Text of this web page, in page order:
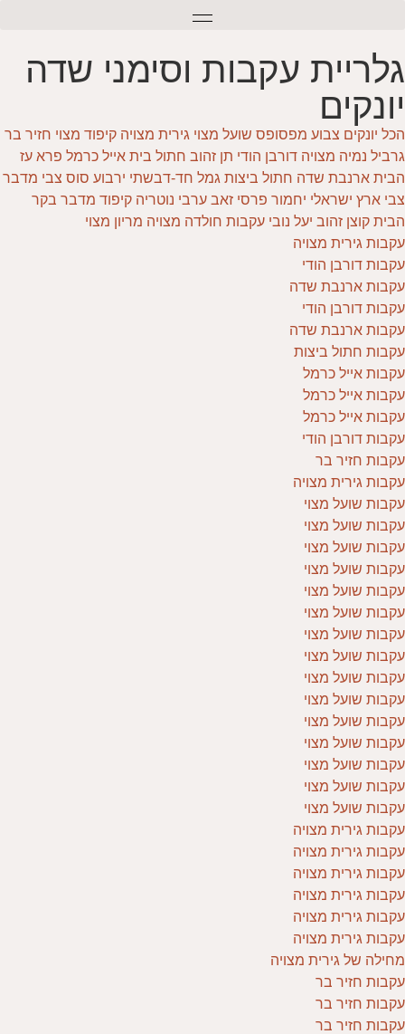
גלריית עקבות וסימני שדה
יונקים
הכל יונקים צבוע מפסופס שועל מצוי גירית מצויה קיפוד מצוי חזיר בר
גרביל נמיה מצויה דורבן הודי תן זהוב חתול בית אייל כרמל פרא עז
הבית ארנבת שדה חתול ביצות גמל חד-דבשתי ירבוע סוס צבי מדבר
צבי ארץ ישראלי יחמור פרסי זאב ערבי נוטריה קיפוד מדבר בקר
הבית קוצן זהוב יעל נובי עקבות חולדה מצויה מריון מצוי
עקבות גירית מצויה
עקבות דורבן הודי
עקבות ארנבת שדה
עקבות דורבן הודי
עקבות ארנבת שדה
עקבות חתול ביצות
עקבות אייל כרמל
עקבות אייל כרמל
עקבות אייל כרמל
עקבות דורבן הודי
עקבות חזיר בר
עקבות גירית מצויה
עקבות שועל מצוי
עקבות שועל מצוי
עקבות שועל מצוי
עקבות שועל מצוי
עקבות שועל מצוי
עקבות שועל מצוי
עקבות שועל מצוי
עקבות שועל מצוי
עקבות שועל מצוי
עקבות שועל מצוי
עקבות שועל מצוי
עקבות שועל מצוי
עקבות שועל מצוי
עקבות שועל מצוי
עקבות שועל מצוי
עקבות גירית מצויה
עקבות גירית מצויה
עקבות גירית מצויה
עקבות גירית מצויה
עקבות גירית מצויה
עקבות גירית מצויה
מחילה של גירית מצויה
עקבות חזיר בר
עקבות חזיר בר
עקבות חזיר בר